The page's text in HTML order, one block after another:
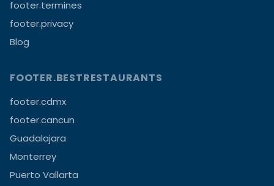
footer.termines
footer.privacy
Blog
FOOTER.BESTRESTAURANTS
footer.cdmx
footer.cancun
Guadalajara
Monterrey
Puerto Vallarta